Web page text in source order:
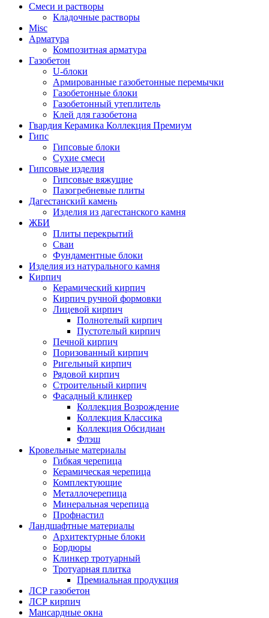
Cмеси и растворы
Кладочные растворы
Misc
Арматура
Композитная арматура
Газобетон
U-блоки
Армированные газобетонные перемычки
Газобетонные блоки
Газобетонный утеплитель
Клей для газобетона
Гвардия Керамика Коллекция Премиум
Гипс
Гипсовые блоки
Сухие смеси
Гипсовые изделия
Гипсовые вяжущие
Пазогребневые плиты
Дагестанский камень
Изделия из дагестанского камня
ЖБИ
Плиты перекрытий
Сваи
Фундаментные блоки
Изделия из натурального камня
Кирпич
Керамический кирпич
Кирпич ручной формовки
Лицевой кирпич
Полнотелый кирпич
Пустотелый кирпич
Печной кирпич
Поризованный кирпич
Ригельный кирпич
Рядовой кирпич
Строительный кирпич
Фасадный клинкер
Коллекция Возрождение
Коллекция Классика
Коллекция Обсидиан
Флэш
Кровельные материалы
Гибкая черепица
Керамическая черепица
Комплектующие
Металлочерепица
Минеральная черепица
Профнастил
Ландшафтные материалы
Архитектурные блоки
Бордюры
Клинкер тротуарный
Тротуарная плитка
Премиальная продукция
ЛСР газобетон
ЛСР кирпич
Мансардные окна